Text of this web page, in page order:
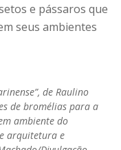
e pássaros que
seus ambientes
de Raulino
de bromélias para a
ambiente do
arquitetura e